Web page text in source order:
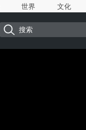
世界 文化